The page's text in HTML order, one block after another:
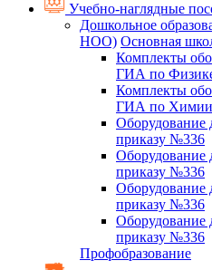
Учебно-наглядные
Дошкольное
НОО) Основная
Комплекты
ГИА по
Комплекты
ГИА по Химии
Оборудование
приказу №336
Оборудование
приказу №336
Оборудование
приказу №336
Оборудование
приказу №336
Профобразование